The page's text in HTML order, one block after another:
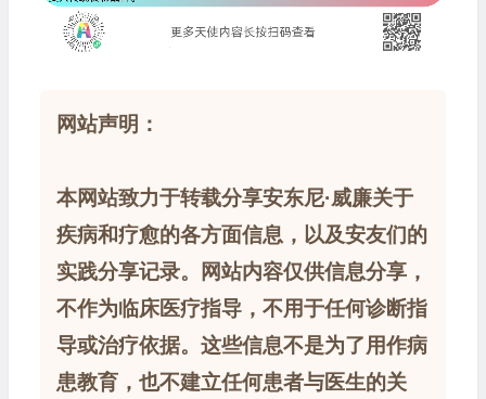
网站声明：
本网站致力于转载分享安东尼·威廉关于
疾病和疗愈的各方面信息，以及安友们的
实践分享记录。网站内容仅供信息分享，
不作为临床医疗指导，不用于任何诊断指
导或治疗依据。这些信息不是为了用作病
患教育，也不建立任何患者与医生的关